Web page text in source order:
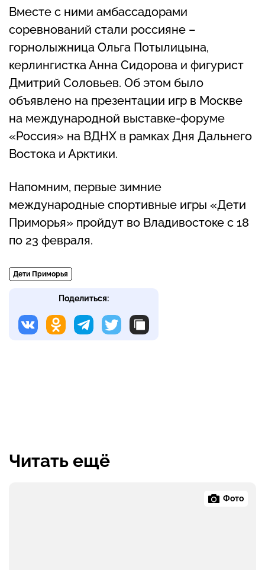
Вместе с ними амбассадорами
соревнований стали россияне –
горнолыжница Ольга Потылицына,
керлингистка Анна Сидорова и фигурист
Дмитрий Соловьев. Об этом было
объявлено на презентации игр в Москве
на международной выставке-форуме
«Россия» на ВДНХ в рамках Дня Дальнего
Востока и Арктики.
Напомним, первые зимние
международные спортивные игры «Дети
Приморья» пройдут во Владивостоке с 18
по 23 февраля.
Дети Приморья
Поделиться:
Читать ещё
Фото